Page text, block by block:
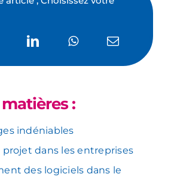
:
indéniables
projet dans les entreprises
des logiciels dans le